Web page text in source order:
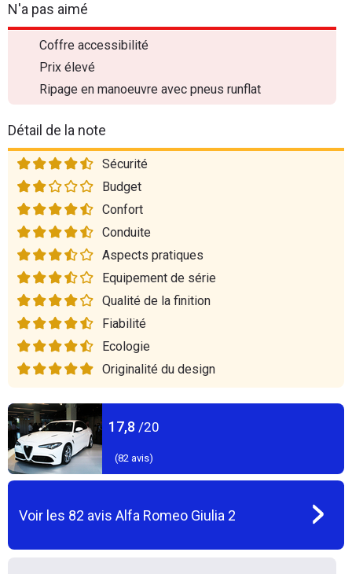
N'a pas aimé
Coffre accessibilité
Prix élevé
Ripage en manoeuvre avec pneus runflat
Détail de la note
Sécurité
Budget
Confort
Conduite
Aspects pratiques
Equipement de série
Qualité de la finition
Fiabilité
Ecologie
Originalité du design
17,8 /20
(82 avis)
Voir les 82 avis Alfa Romeo Giulia 2